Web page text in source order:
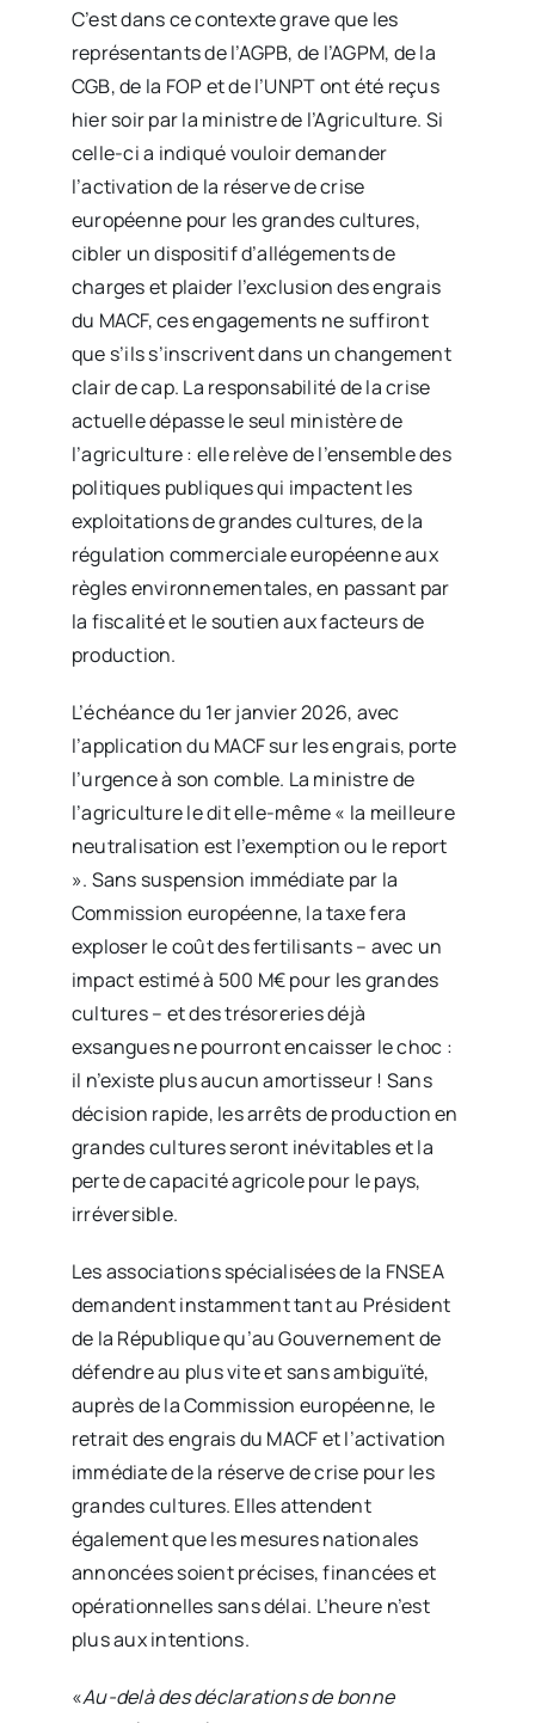
C’est dans ce contexte grave que les
représentants de l’AGPB, de l’AGPM, de la
CGB, de la FOP et de l’UNPT ont été reçus
hier soir par la ministre de l’Agriculture. Si
celle-ci a indiqué vouloir demander
l’activation de la réserve de crise
européenne pour les grandes cultures,
cibler un dispositif d’allégements de
charges et plaider l’exclusion des engrais
du MACF, ces engagements ne suffiront
que s’ils s’inscrivent dans un changement
clair de cap. La responsabilité de la crise
actuelle dépasse le seul ministère de
l’agriculture : elle relève de l’ensemble des
politiques publiques qui impactent les
exploitations de grandes cultures, de la
régulation commerciale européenne aux
règles environnementales, en passant par
la fiscalité et le soutien aux facteurs de
production.
L’échéance du 1er janvier 2026, avec
l’application du MACF sur les engrais, porte
l’urgence à son comble. La ministre de
l’agriculture le dit elle-même « la meilleure
neutralisation est l’exemption ou le report
». Sans suspension immédiate par la
Commission européenne, la taxe fera
exploser le coût des fertilisants – avec un
impact estimé à 500 M€ pour les grandes
cultures – et des trésoreries déjà
exsangues ne pourront encaisser le choc :
il n’existe plus aucun amortisseur ! Sans
décision rapide, les arrêts de production en
grandes cultures seront inévitables et la
perte de capacité agricole pour le pays,
irréversible.
Les associations spécialisées de la FNSEA
demandent instamment tant au Président
de la République qu’au Gouvernement de
défendre au plus vite et sans ambiguïté,
auprès de la Commission européenne, le
retrait des engrais du MACF et l’activation
immédiate de la réserve de crise pour les
grandes cultures. Elles attendent
également que les mesures nationales
annoncées soient précises, financées et
opérationnelles sans délai. L’heure n’est
plus aux intentions.
«Au-delà des déclarations de bonne